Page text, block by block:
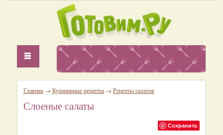
Главная → Кулинарные рецепты → Рецепты салатов
Слоеные салаты
Сохранить